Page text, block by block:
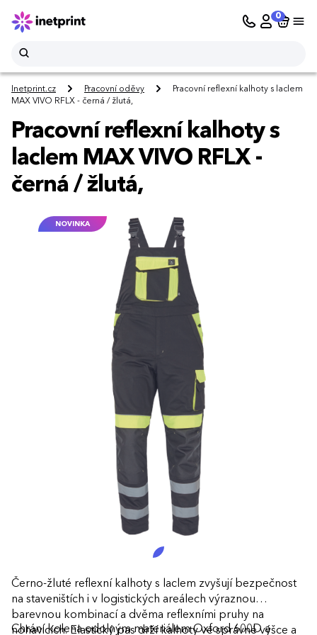
0
Inetprint.cz Pracovní oděvy
Pracovní reflexní kalhoty s laclem
MAX VIVO RFLX - černá / žlutá,
Pracovní reflexní kalhoty s
laclem MAX VIVO RFLX -
černá / žlutá,
NOVINKA
Černo-žluté reflexní kalhoty s laclem zvyšují bezpečnost
na staveništích i v logistických areálech výraznou
barevnou kombinací a dvěma reflexními pruhy na
nohavicích. Elastický pas drží kalhoty ve správné výšce a
Chrání kolena odolným materiálem Oxford 600D a